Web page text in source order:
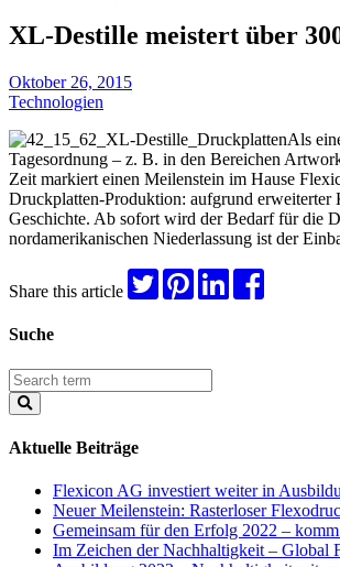
XL-Destille meistert über
Oktober 26, 2015
Technologien
Als
Tagesordnung – z. B. in den Bereichen
Zeit markiert einen Meilenstein im Hause
Druckplatten-Produktion: aufgrund erweiterter
Geschichte. Ab sofort wird der Bedarf für die
nordamerikanischen Niederlassung ist der
Share this article
Suche
Aktuelle Beiträge
Flexicon AG investiert weiter in
Neuer Meilenstein: Rasterloser
Gemeinsam für den Erfolg 2022 –
Im Zeichen der Nachhaltigkeit – Global